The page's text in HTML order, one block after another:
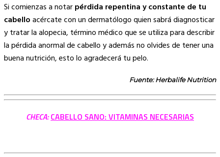
Si comienzas a notarpérdida repentina y constante de tu
cabelloacércate con un dermatólogo quien sabrá diagnosticar
y tratar la alopecia, término médico que se utiliza para describir
la pérdida anormal de cabello y además no olvides de tener una
buena nutrición, esto lo agradecerá tu pelo.
Fuente: Herbalife Nutrition
CHECA:CABELLO SANO: VITAMINAS NECESARIAS